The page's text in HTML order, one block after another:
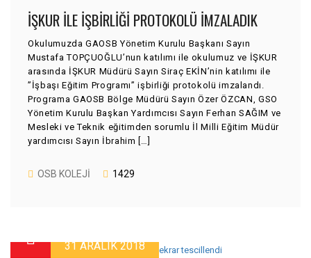
İŞKUR ILE IŞBIRLIĞI PROTOKOLÜ IMZALADIK
Okulumuzda GAOSB Yönetim Kurulu Başkanı Sayın
Mustafa TOPÇUOĞLU’nun katılımı ile okulumuz ve İŞKUR
arasında İŞKUR Müdürü Sayın Siraç EKİN’nin katılımı ile
”İşbaşı Eğitim Programı” işbirliği protokolü imzalandı.
Programa GAOSB Bölge Müdürü Sayın Özer ÖZCAN, GSO
Yönetim Kurulu Başkan Yardımcısı Sayın Ferhan SAĞIM ve
Mesleki ve Teknik eğitimden sorumlu İl Milli Eğitim Müdür
yardımcısı Sayın İbrahim […]
OSB KOLEJI 1429
31 ARALIK 2018